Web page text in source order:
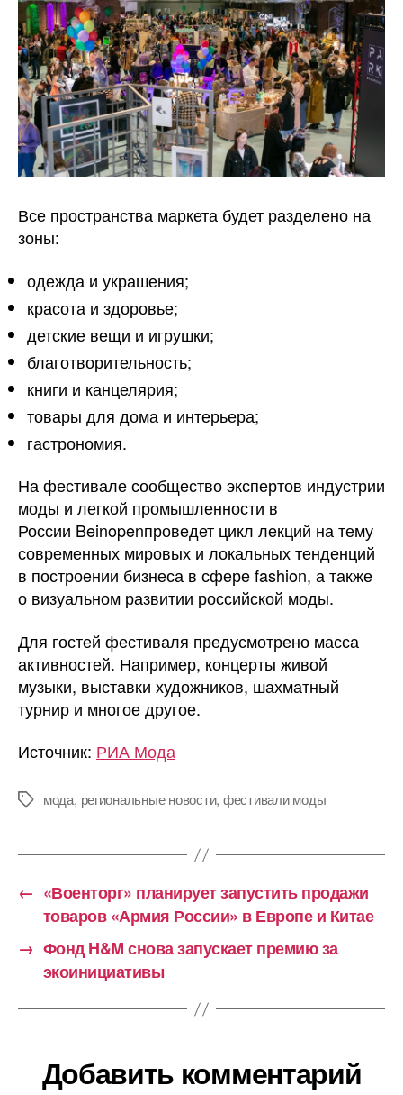
Все пространства маркета будет разделено на
зоны:
одежда и украшения;
красота и здоровье;
детские вещи и игрушки;
благотворительность;
книги и канцелярия;
товары для дома и интерьера;
гастрономия.
На фестивале сообщество экспертов индустрии
моды и легкой промышленности в
России Beinopenпроведет цикл лекций на тему
современных мировых и локальных тенденций
в построении бизнеса в сфере fashion, а также
о визуальном развитии российской моды.
Для гостей фестиваля предусмотрено масса
активностей. Например, концерты живой
музыки, выставки художников, шахматный
турнир и многое другое.
Источник: РИА Мода
Меткимода, региональные новости, фестивали моды
← «Военторг» планирует запустить продажи
товаров «Армия России» в Европе и Китае
→ Фонд H&M снова запускает премию за
экоинициативы
Добавить комментарий